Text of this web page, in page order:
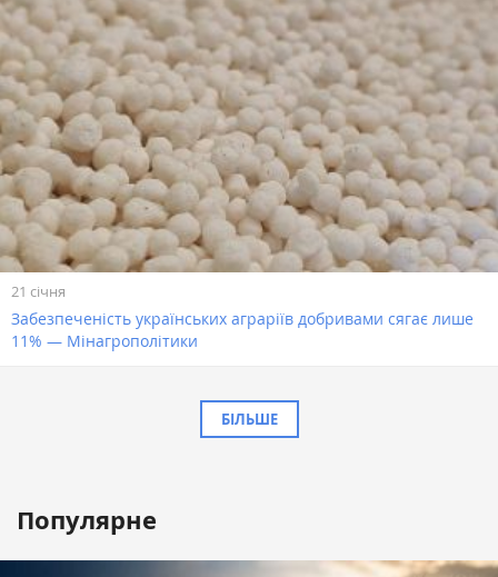
21 січня
Забезпеченість українських аграріїв добривами сягає лише
11% — Мінагрополітики
БІЛЬШЕ
Популярне